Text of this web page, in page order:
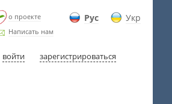
Рус Укр
о проекте
Написать нам
войти зарегистрироваться